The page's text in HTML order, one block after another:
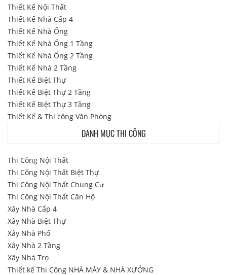
Thiết Kế Nội Thất
Thiết Kế Nhà Cấp 4
Thiết Kế Nhà Ống
Thiết Kế Nhà Ống 1 Tầng
Thiết Kế Nhà Ống 2 Tầng
Thiết Kế Nhà 2 Tầng
Thiết Kế Biệt Thự
Thiết Kế Biệt Thự 2 Tầng
Thiết Kế Biệt Thự 3 Tầng
Thiết Kế & Thi công Văn Phòng
DANH MỤC THI CÔNG
Thi Công Nội Thất
Thi Công Nội Thất Biệt Thự
Thi Công Nội Thất Chung Cư
Thi Công Nội Thất Căn Hộ
Xây Nhà Cấp 4
Xây Nhà Biệt Thự
Xây Nhà Phố
Xây Nhà 2 Tầng
Xây Nhà Trọ
Thiết kế Thi Công NHÀ MÁY & NHÀ XƯỞNG